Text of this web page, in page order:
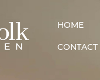
HOME
CONTACT